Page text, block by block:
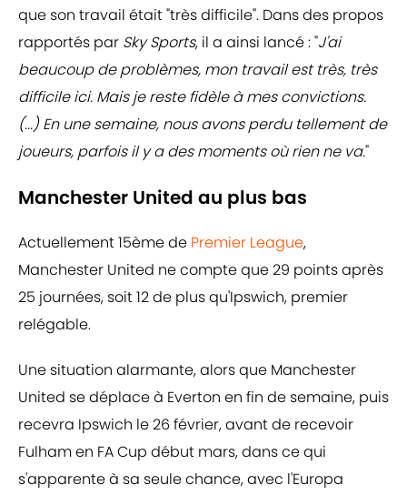
que son travail était "très difficile". Dans des propos
rapportés par Sky Sports, il a ainsi lancé : "J'ai
beaucoup de problèmes, mon travail est très, très
difficile ici. Mais je reste fidèle à mes convictions.
(...) En une semaine, nous avons perdu tellement de
joueurs, parfois il y a des moments où rien ne va."
Manchester United au plus bas
Actuellement 15ème de Premier League,
Manchester United ne compte que 29 points après
25 journées, soit 12 de plus qu'Ipswich, premier
relégable.
Une situation alarmante, alors que Manchester
United se déplace à Everton en fin de semaine, puis
recevra Ipswich le 26 février, avant de recevoir
Fulham en FA Cup début mars, dans ce qui
s'apparente à sa seule chance, avec l'Europa